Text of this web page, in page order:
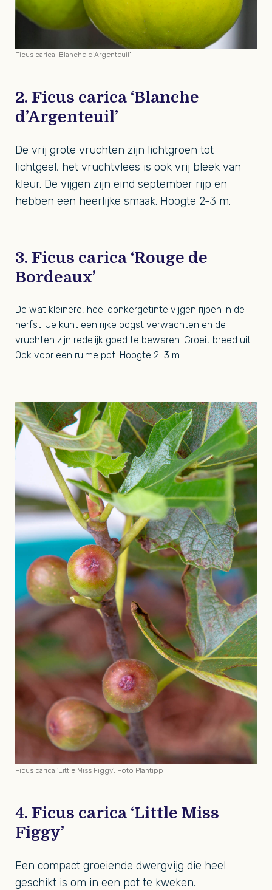
2. Ficus carica ‘Blanche
d’Argenteuil’
De vrij grote vruchten zijn lichtgroen tot
lichtgeel, het vruchtvlees is ook vrij bleek van
kleur. De vijgen zijn eind september rijp en
hebben een heerlijke smaak. Hoogte 2-3 m.
Ficus carica ‘Blanche d’Argenteuil’
3. Ficus carica ‘Rouge de
Bordeaux’
De wat kleinere, heel donkergetinte vijgen rijpen in de
herfst. Je kunt een rijke oogst verwachten en de
vruchten zijn redelijk goed te bewaren. Groeit breed uit.
Ook voor een ruime pot. Hoogte 2-3 m.
4. Ficus carica ‘Little Miss
Figgy’
Een compact groeiende dwergvijg die heel
geschikt is om in een pot te kweken.
Ficus carica 'Little Miss Figgy'. Foto Plantipp